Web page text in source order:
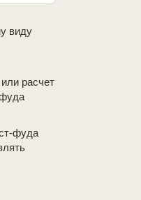
виду
расчет
фуда